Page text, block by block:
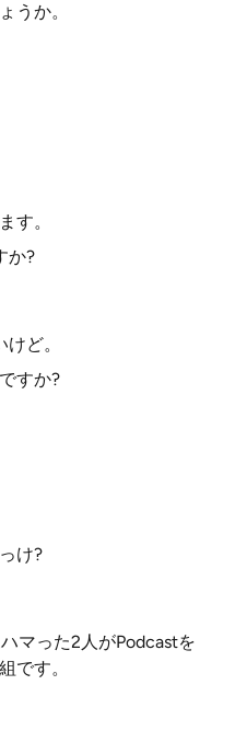
うか。
す。
か?
ど。
すか?
け?
マった2人がPodcastを
です。